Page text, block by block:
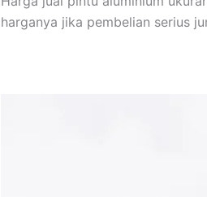
harganya jika pembelian serius